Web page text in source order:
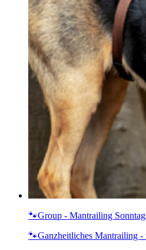
🐾Group - Mantrailing
🐾Ganzheitliches Mantrailing